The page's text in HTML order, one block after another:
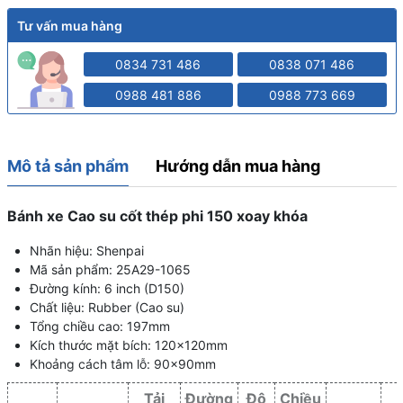
Tư vấn mua hàng
0834 731 486 0838 071 486
0988 481 886 0988 773 669
Mô tả sản phẩm Hướng dẫn mua hàng
Bánh xe Cao su cốt thép phi 150 xoay khóa
Nhãn hiệu: Shenpai
Mã sản phẩm: 25A29-1065
Đường kính: 6 inch (D150)
Chất liệu: Rubber (Cao su)
Tổng chiều cao: 197mm
Kích thước mặt bích: 120x120mm
Khoảng cách tâm lỗ: 90x90mm
Tải
Đường
Độ
Chiều